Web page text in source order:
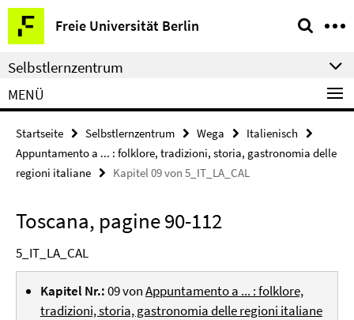
Springe
direkt
zu
Inhalt
Freie Universität Berlin
Service-
Navigation
Selbstlernzentrum
MENÜ
Startseite Selbstlernzentrum Wega
Italienisch
Appuntamento a ... : folklore, tradizioni, storia, gastronomia delle
regioni italiane
Kapitel 09 von 5_IT_LA_CAL
Toscana, pagine 90-112
5_IT_LA_CAL
Kapitel Nr.:09 vonAppuntamento a ... : folklore,
tradizioni, storia, gastronomia delle regioni italiane